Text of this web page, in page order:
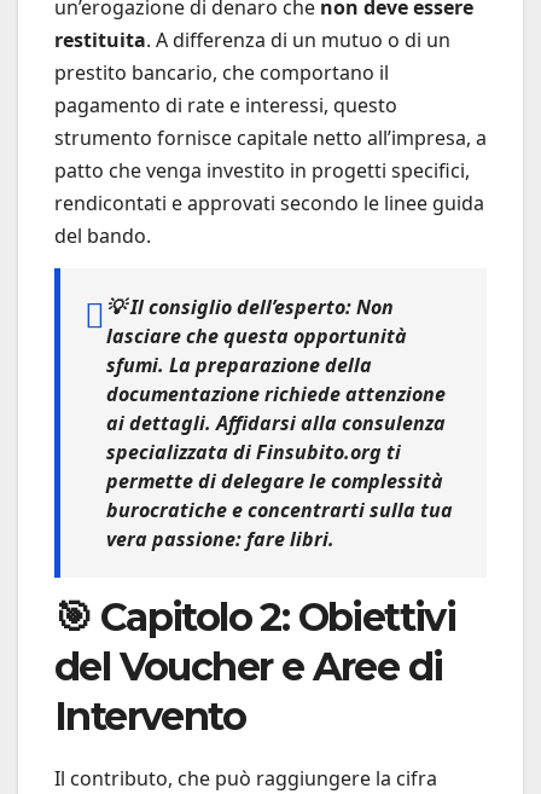
un’erogazione di denaro che non deve essere
restituita. A differenza di un mutuo o di un
prestito bancario, che comportano il
pagamento di rate e interessi, questo
strumento fornisce capitale netto all’impresa, a
patto che venga investito in progetti specifici,
rendicontati e approvati secondo le linee guida
del bando.
💡Il consiglio dell’esperto:Non
lasciare che questa opportunità
sfumi. La preparazione della
documentazione richiede attenzione
ai dettagli. Affidarsi alla consulenza
specializzata diFinsubito.orgti
permette di delegare le complessità
burocratiche e concentrarti sulla tua
vera passione: fare libri.
🎯 Capitolo 2: Obiettivi
del Voucher e Aree di
Intervento
Il contributo, che può raggiungere la cifra